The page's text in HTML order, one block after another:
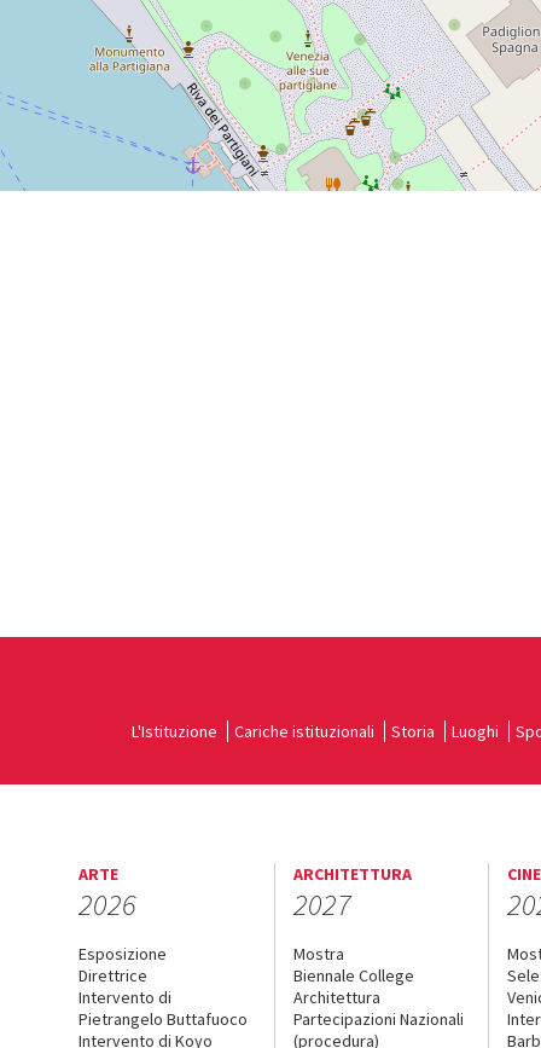
L'Istituzione Cariche istituzionali Storia Luoghi
ARTE
2026
Esposizione
Direttrice
Intervento di
Pietrangelo Buttafuoco
Intervento di Koyo
ARCHITETTURA
2027
Mostra
Biennale College
Architettura
Partecipazioni Nazionali
(procedura)